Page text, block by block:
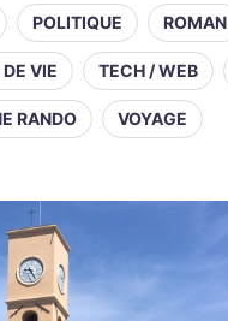
POLITIQUE ROMAN
VIE TECH / WEB
RANDO VOYAGE